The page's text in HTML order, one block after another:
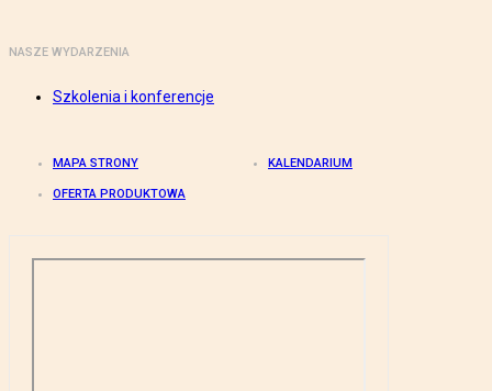
NASZE WYDARZENIA
Szkolenia i konferencje
MAPA STRONY KALENDARIUM
OFERTA PRODUKTOWA